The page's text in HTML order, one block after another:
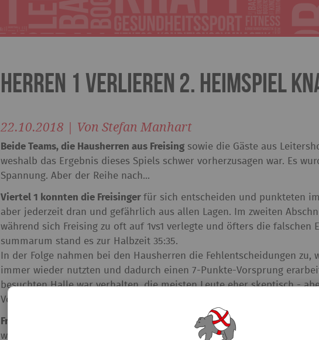
Herren 1 verlieren 2. Heimspiel
22.10.2018 | Von Stefan Manhart
Beide Teams, die Hausherren aus Freising sowie die Gäste aus
weshalb das Ergebnis dieses Spiels schwer vorherzusagen war. Es
Spannung. Aber der Reihe nach...
Viertel 1 konnten die Freisingerfür sich entscheiden und punkteten
aber jederzeit dran und gefährlich aus allen Lagen. Im zweiten
während sich Freising zu oft auf 1vs1 verlegte und öfters die falschen
summarum stand es zur Halbzeit 35:35.
In der Folge nahmen bei den Hausherren die Fehlentscheidungen zu,
immer wieder nutzten und dadurch einen 7-Punkte-Vorsprung
besuchten Halle war verhalten, die meisten Leute eher skeptisch -
Vorstellung der Freisinger Spieler im letzten Viertel kam wieder
Freising biss endlich wieder fester zu
in der Defensive und konnte
wieder herankommen und hatte - eigentlich - das vielbesagte